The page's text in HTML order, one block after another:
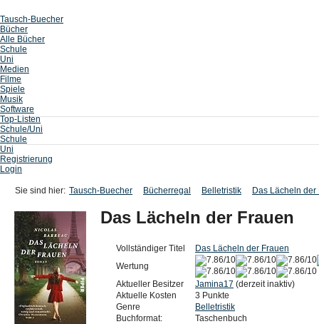
Tausch-Buecher
Bücher
Alle Bücher
Schule
Uni
Medien
Filme
Spiele
Musik
Software
Top-Listen
Schule/Uni
Schule
Uni
Registrierung
Login
Sie sind hier: Tausch-Buecher Bücherregal Belletristik Das Lächeln der
Das Lächeln der Frauen
Vollständiger Titel
Das Lächeln der Frauen
Wertung
Aktueller Besitzer
Jamina17 (derzeit inaktiv)
Aktuelle Kosten
3 Punkte
Genre
Belletristik
Buchformat:
Taschenbuch